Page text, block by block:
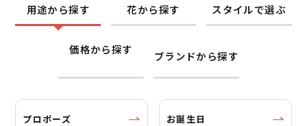
用途から探す 花から探す スタイルで選ぶ
価格から探す ブランドから探す
プロポーズ お誕生日